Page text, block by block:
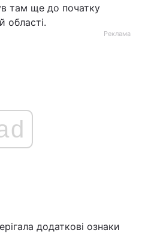
там ще до початку
області.
Реклама
додаткові ознаки